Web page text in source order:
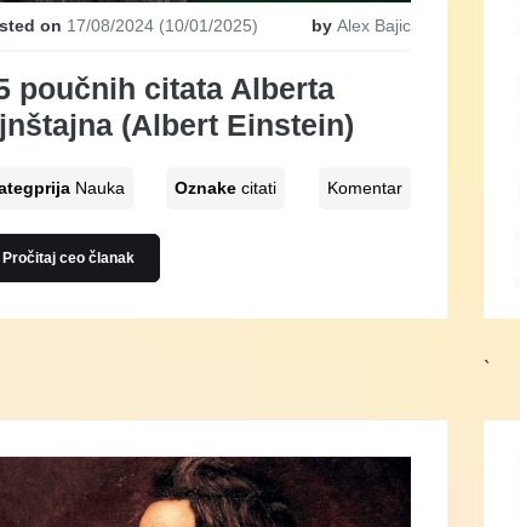
on 17/08/2024(10/01/2025) by Alex Bajic
poučnih citata Alberta
(Albert Einstein)
Nauka Oznakecitati Komentar
Pročitaj ceo članak
`